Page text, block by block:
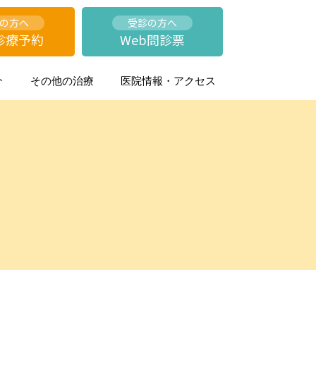
方へ
療予約
受診の方へ
Web問診票
その他の治療 医院情報・アクセス